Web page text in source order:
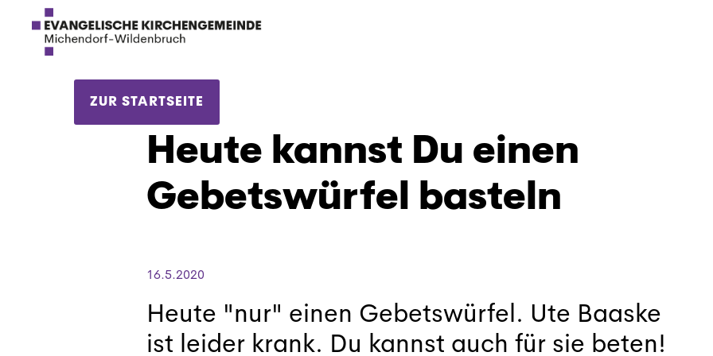
ZUR STARTSEITE
Heute kannst Du einen
Gebetswürfel basteln
16.5.2020
Heute "nur" einen Gebetswürfel. Ute Baaske
ist leider krank. Du kannst auch für sie beten!